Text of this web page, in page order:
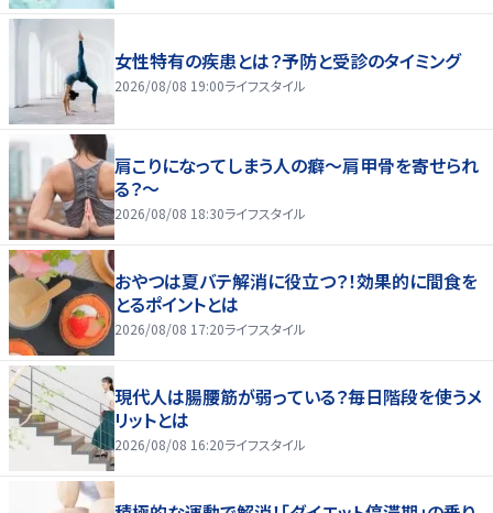
女性特有の疾患とは？予防と受診のタイミング
2026/08/08 19:00ライフスタイル
肩こりになってしまう人の癖～肩甲骨を寄せられ
る？～
2026/08/08 18:30ライフスタイル
おやつは夏バテ解消に役立つ？！効果的に間食を
とるポイントとは
2026/08/08 17:20ライフスタイル
現代人は腸腰筋が弱っている？毎日階段を使うメ
リットとは
2026/08/08 16:20ライフスタイル